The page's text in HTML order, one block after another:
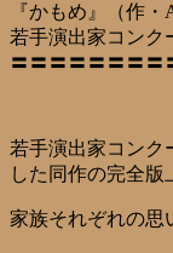
『かもめ』（作・
若手演出家コンク
〓〓〓〓〓〓〓〓
若手演出家コンク
した同作の完全版
家族それぞれの思